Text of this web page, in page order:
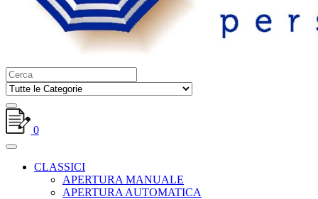
0
CLASSICI
APERTURA MANUALE
APERTURA AUTOMATICA